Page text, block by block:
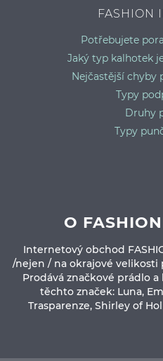
FASHION
Potřebujete
Jaký typ kalhotek
Nejčastější chyby
Typy
Druhy
Typy
O
Internetový obchod
/nejen / na okrajové velikosti
Prodává značkové prádlo
těchto značek: Luna,
Trasparenze, Shirley of